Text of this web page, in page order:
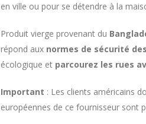
en ville ou pour se détendre à la
Produit vierge provenant du
répond aux normes de sécurité
écologique et parcourez les rues
Important : Les clients américains
européennes de ce fournisseur sont